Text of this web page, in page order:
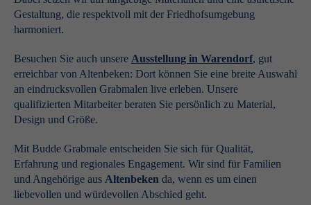
Gestaltung, die respektvoll mit der Friedhofsumgebung
harmoniert.
Besuchen Sie auch unsere Ausstellung in Warendorf, gut
erreichbar von Altenbeken: Dort können Sie eine breite Auswahl
an eindrucksvollen Grabmalen live erleben. Unsere
qualifizierten Mitarbeiter beraten Sie persönlich zu Material,
Design und Größe.
Mit Budde Grabmale entscheiden Sie sich für Qualität,
Erfahrung und regionales Engagement. Wir sind für Familien
und Angehörige aus Altenbeken da, wenn es um einen
liebevollen und würdevollen Abschied geht.